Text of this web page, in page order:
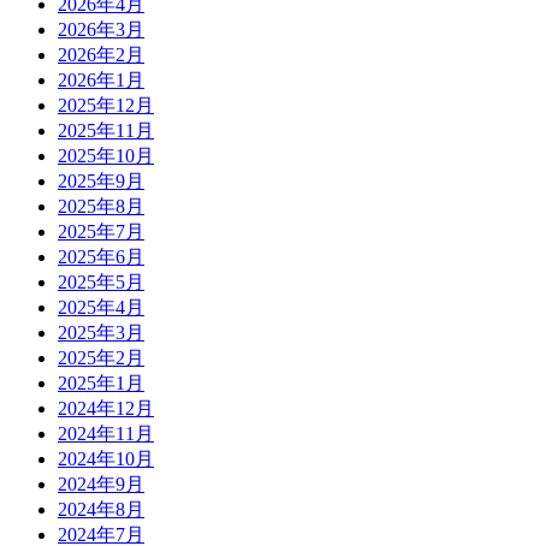
2026年4月
2026年3月
2026年2月
2026年1月
2025年12月
2025年11月
2025年10月
2025年9月
2025年8月
2025年7月
2025年6月
2025年5月
2025年4月
2025年3月
2025年2月
2025年1月
2024年12月
2024年11月
2024年10月
2024年9月
2024年8月
2024年7月